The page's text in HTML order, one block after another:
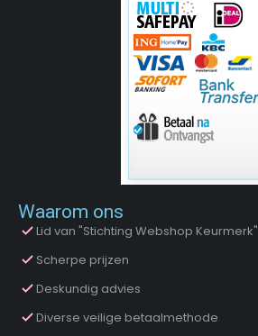
Waarom ons
Lid van "Stichting Webshop Keurmerk"
Scherpe prijzen
Deskundig advies
Diverse veilige betaalmethode